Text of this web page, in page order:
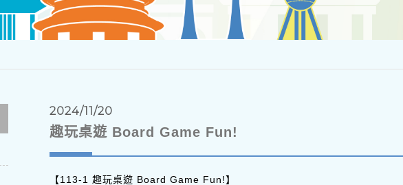
2024/11/20
趣玩桌遊 Board Game Fun!
【113-1 趣玩桌遊 Board Game Fun!】